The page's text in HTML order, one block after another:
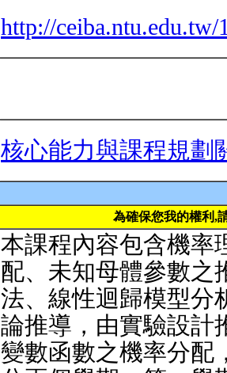
http://
核心能力與課程規劃
為確保您我的權利,
本課程內容包含機率
配、未知母體參數之
法、線性迴歸模型分
論推導，由實驗設計
變數函數之機率分配